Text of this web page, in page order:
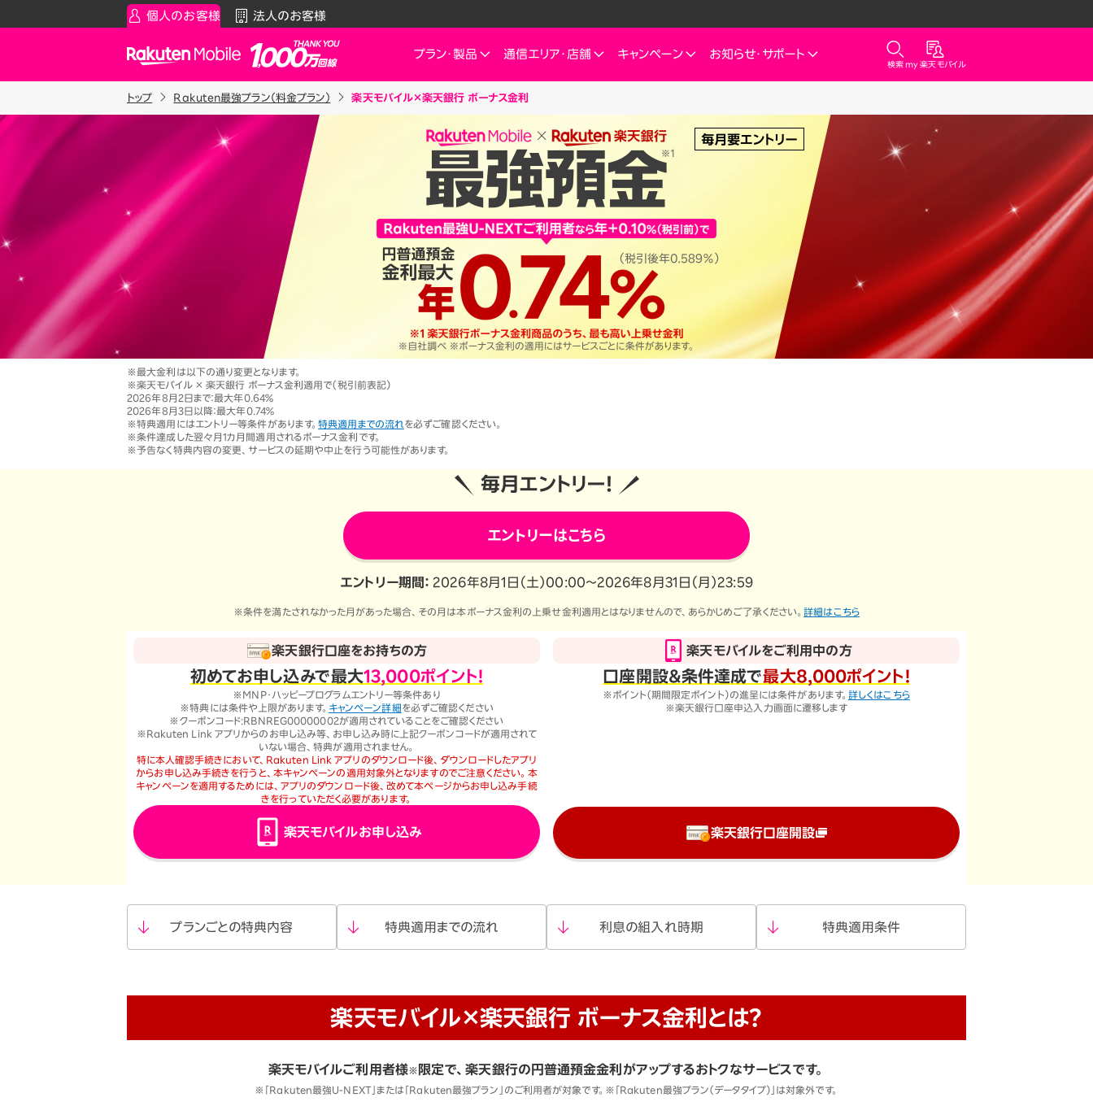
個人のお客様 法人のお客様
Rakuten Mobile
プラン・ 製品
スマートフォン
Rakuten最強プラン
データタイプ
Rakuten最強U-NEXT
最強こども割
22歳までずーっとおトク
最強シニアプログラム
65歳以上から
ずーっと安心&おトク
料金シミュレーション
Apple Watch
Wi-Fiルーター
Rakuten 認定中古
SIM
eSIM
デュアルSIM
ご利用製品の対応確認
Rakuten Turbo
料金プラン
料金プラン
楽天でんき
料金プラン
おうちのネット診断
Turboとひかり、どっちがいい？
最強おうちプログラム
通信エリア・ 店舗
通信エリア
スマートフォン
Rakuten Turbo
ショップ（店舗）
キャンペーン
スマートフォン
お申し込みキャンペーン
これからお申し込み・製品購入をする方
ご利用特典・キャンペーン
Rakuten Turbo
楽天ひかり
楽天でんき
お知らせ・ サポート
お知らせ・その他
お知らせ
スーパーホーダイ／組み合わせプランを
ご利用中の方
ご検討中の方へ
お申し込みガイド
なぜ今楽天モバイルなのか
お客様の声
スマホ活用術を学ぶ
楽天モバイル
Rakuten Turbo
楽天ひかり
楽天でんき
検索 my 楽天モバイル
トップ Rakuten最強プラン（料金プラン） 楽天モバイル×楽天銀行 ボーナス金利
※最大金利は以下の通り変更となります。
※楽天モバイル × 楽天銀行 ボーナス金利適用で（税引前表記）
2026年8月2日まで：最大年0.64％
2026年8月3日以降：最大年0.74％
※特典適用にはエントリー等条件があります。特典適用までの流れ を必ずご確認ください。
※条件達成した翌々月1カ月間適用されるボーナス金利です。
※予告なく特典内容の変更、サービスの延期や中止を行う可能性があります。
毎月エントリー！
エントリーはこちら
エントリー期間： 2026年8月1日（土）00:00〜2026年8月31日（月）23:59
※条件を満たされなかった月があった場合、その月は本ボーナス金利の上乗せ金利適用とはなりませんので、あらかじめご了承ください。詳細はこちら
楽天銀行口座をお持ちの方
初めてお申し込みで最大13,000ポイント！
※MNP・ハッピープログラムエントリー等条件あり
※特典には条件や上限があります。 キャンペーン詳細を必ずご確認ください
※クーポンコード:RBNREG00000002が適用されていることをご確認ください
※Rakuten Link アプリからのお申し込み等、お申し込み時に上記クーポンコードが適用されて
いない場合、特典が適用されません。
特に本人確認手続きにおいて、Rakuten Link アプリのダウンロード後、ダウンロードしたアプリ
からお申し込み手続きを行うと、本キャンペーンの適用対象外となりますのでご注意ください。本
キャンペーンを適用するためには、アプリのダウンロード後、改めて本ページからお申し込み手続
きを行っていただく必要があります。
楽天モバイルお申し込み
楽天モバイルをご利用中の方
口座開設＆条件達成で最大8,000ポイント！
※ポイント（期間限定ポイント）の進呈には条件があります。詳しくはこちら
※楽天銀行口座申込入力画面に遷移します
楽天銀行口座開設
プランごとの特典内容 特典適用 までの流れ 利息の組入れ時期 特典適用条件
楽天モバイル×楽天銀行 ボーナス金利とは？
楽天モバイルご利用者様※ 限定で、楽天銀行の円普通預金金利がアップするおトクなサービスです。
※「Rakuten最強U-NEXT」または「Rakuten最強プラン」のご利用者が対象です。※「Rakuten最強プラン（データタイプ）」は対象外です。